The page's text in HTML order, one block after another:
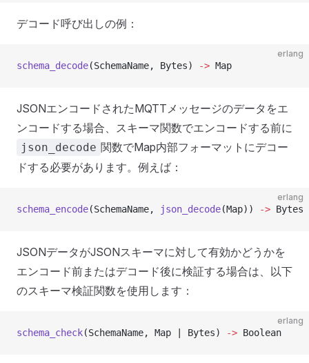
デコード呼び出しの例：
erlang
schema_decode(SchemaName, Bytes) -> Map
JSONエンコードされたMQTTメッセージのデータをエ
ンコードする場合、スキーマ関数でエンコードする前に
json_decode 関数でMap内部フォーマットにデコー
ドする必要があります。例えば：
erlang
schema_encode(SchemaName, json_decode(Map)) -> Bytes
JSONデータがJSONスキーマに対して有効かどうかを
エンコード前またはデコード後に検証する場合は、以下
のスキーマ検証関数を使用します：
erlang
schema_check(SchemaName, Map | Bytes) -> Boolean